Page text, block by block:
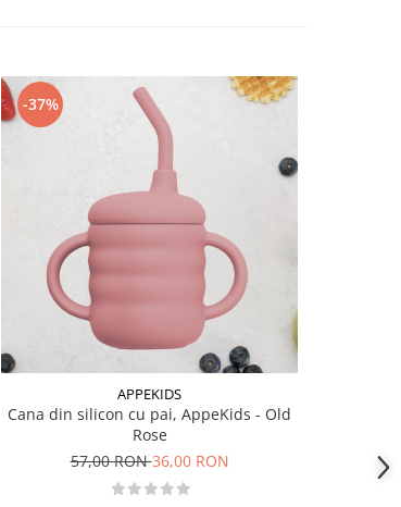
-37%
APPEKIDS
Cana din silicon cu pai, AppeKids - Old
Rose
57,00 RON36,00 RON